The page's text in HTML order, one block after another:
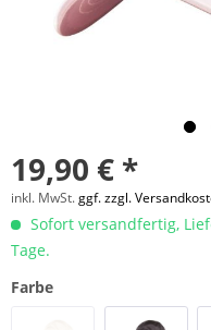
19,90 € *
inkl. MwSt.ggf. zzgl.
Sofort versandfertig,
Tage.
Farbe